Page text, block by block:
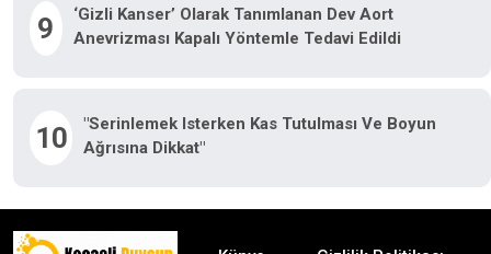
9
‘Gizli Kanser’ Olarak Tanımlanan Dev Aort
Anevrizması Kapalı Yöntemle Tedavi Edildi
10
"Serinlemek Isterken Kas Tutulması Ve Boyun
Ağrısına Dikkat"